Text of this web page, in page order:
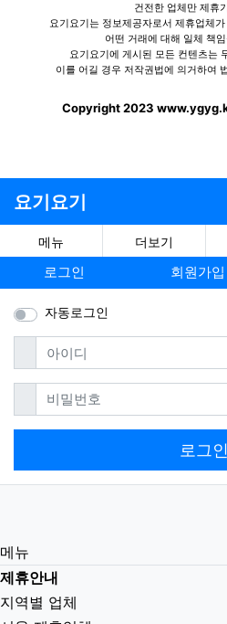
건전한 업체만 제휴
요기요기는 정보제공자로서 제휴업체
어떤 거래에 대해 일체 책
요기요기에 게시된 모든 컨텐츠는
이를 어길 경우 저작권법에 의거하여
Copyright 2023
요기요기
메뉴 더보기
로그인 회원가입
자동로그인
아이디필수
비밀번호필수
로그인
메뉴
제휴안내
지역별 업체